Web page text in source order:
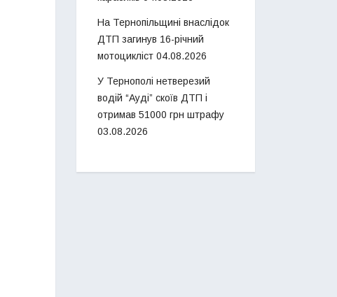
На Тернопільщині внаслідок
ДТП загинув 16-річний
мотоцикліст 04.08.2026
У Тернополі нетверезий
водій “Ауді” скоїв ДТП і
отримав 51000 грн штрафу
03.08.2026